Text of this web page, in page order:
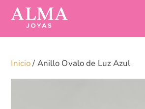
Saltar
Inicio/ Anillo Ovalo de Luz Azul